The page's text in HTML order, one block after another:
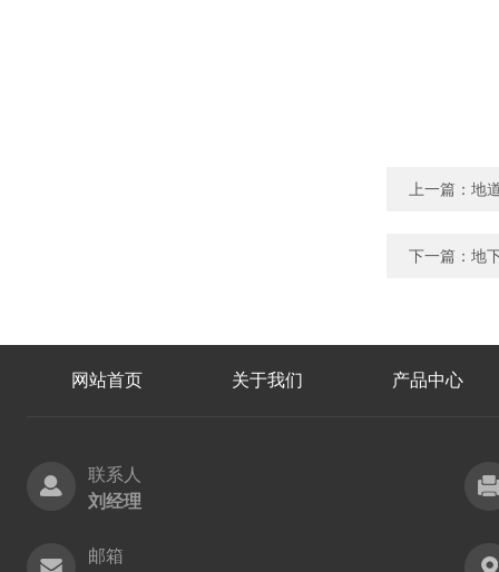
上一篇： 地
下一篇： 地
网站首页 关于我们 产品中心
联系人
刘经理
邮箱